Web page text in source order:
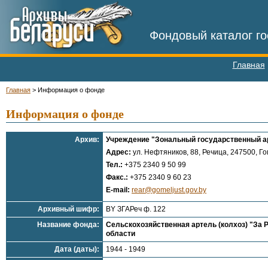
Фондовый каталог
Главная
Главная > Информация о фонде
Информация о фонде
Архив:
Учреждение "Зональный государственный
Адрес: ул. Нефтяников, 88, Речица, 247500,
Тел.: +375 2340 9 50 99
Факс.: +375 2340 9 60 23
E-mail: rear@gomeljust.gov.by
Архивный шифр:
BY ЗГАРеч ф. 122
Название фонда:
Сельскохозяйственная артель (колхоз) "За
области
Дата (даты):
1944 - 1949